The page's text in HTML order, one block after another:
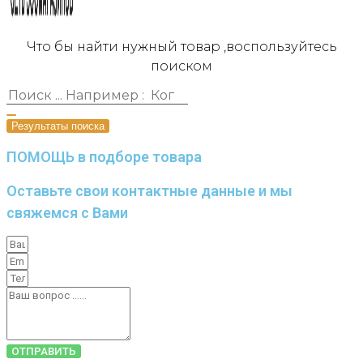
Что бы найти нужный товар ,воспользуйтесь
поиском
Результаты поиска
ПОМОЩЬ в подборе товара
Оставьте свои контактные данные и мы
свяжемся с Вами
ОТПРАВИТЬ